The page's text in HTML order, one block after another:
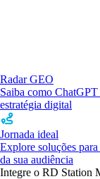
Radar GEO
Saiba como
estratégia digital
Jornada ideal
Explore soluções
da sua audiência
Integre o RD Station